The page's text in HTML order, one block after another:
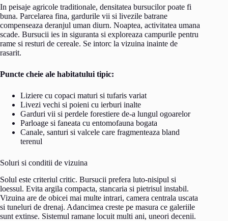
In peisaje agricole traditionale, densitatea bursucilor poate fi
buna. Parcelarea fina, gardurile vii si livezile batrane
compenseaza deranjul uman diurn. Noaptea, activitatea umana
scade. Bursucii ies in siguranta si exploreaza campurile pentru
rame si resturi de cereale. Se intorc la vizuina inainte de
rasarit.
Puncte cheie ale habitatului tipic:
Liziere cu copaci maturi si tufaris variat
Livezi vechi si poieni cu ierburi inalte
Garduri vii si perdele forestiere de-a lungul ogoarelor
Parloage si faneata cu entomofauna bogata
Canale, santuri si valcele care fragmenteaza bland
terenul
Soluri si conditii de vizuina
Solul este criteriul critic. Bursucii prefera luto-nisipul si
loessul. Evita argila compacta, stancaria si pietrisul instabil.
Vizuina are de obicei mai multe intrari, camera centrala uscata
si tuneluri de drenaj. Adancimea creste pe masura ce galeriile
sunt extinse. Sistemul ramane locuit multi ani, uneori decenii.